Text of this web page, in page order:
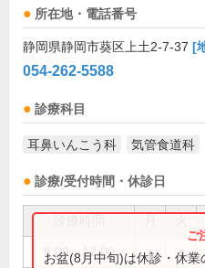
所在地・電話番号
静岡県静岡市葵区上土2-7-37 [
054-262-5588
診療科目
耳鼻いんこう科 気管食道科
診療/受付時間・休診日
9:00～12:00 ● ●
お盆(8月中旬)は休診・休